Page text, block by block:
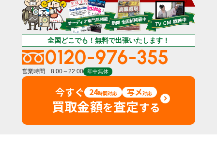
全国どこでも！無料で出張いたします！
0120-976-355
営業時間 8:00～22:00 年中無休
今すぐ 24時間対応 写メ対応
買取金額を査定する